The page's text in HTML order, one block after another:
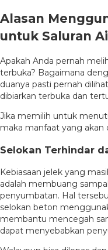
Alasan
untuk Saluran
Apakah Anda pernah
terbuka? Bagaimana
duanya pasti pernah
dibiarkan terbuka dan
Jika memilih untuk
maka manfaat yang akan
Selokan Terhindar
Kebiasaan jelek yang
adalah membuang
penyumbatan. Hal
selokan beton
membantu mencegah
dapat menyebabkan